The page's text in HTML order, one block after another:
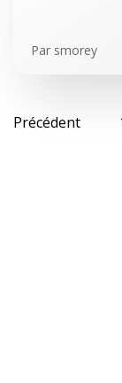
Par smorey
Précédent